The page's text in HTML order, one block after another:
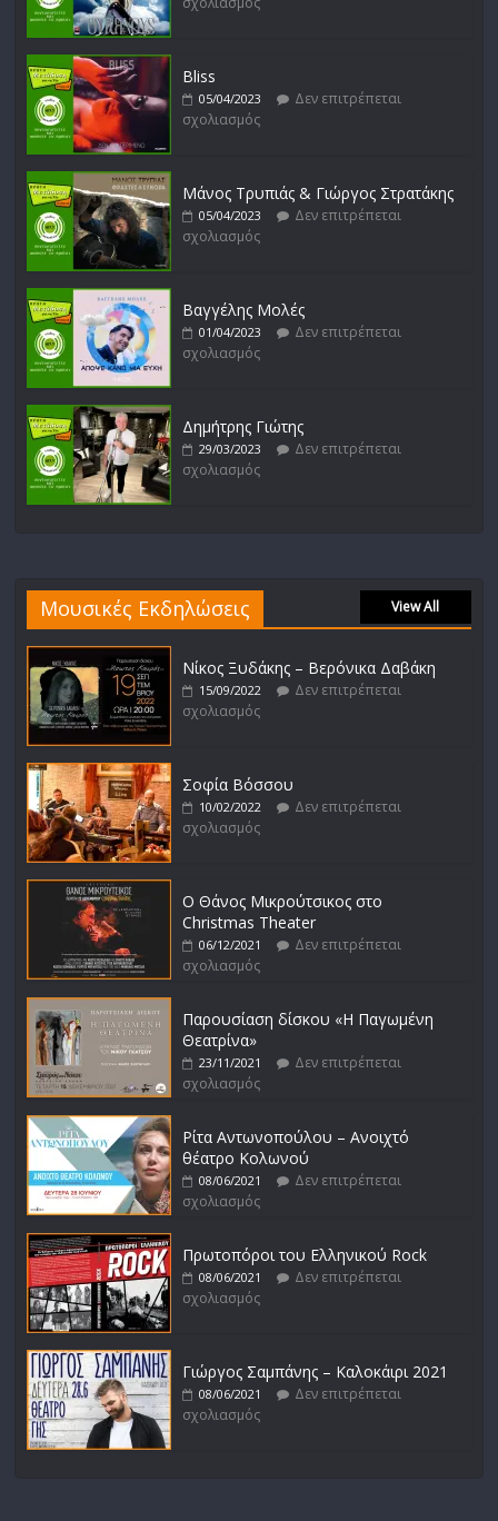
Bliss
05/04/2023
Δεν επιτρέπεται
σχολιασμός
Μάνος Τρυπιάς & Γιώργος Στρατάκης
05/04/2023
Δεν επιτρέπεται
σχολιασμός
Βαγγέλης Μολές
01/04/2023
Δεν επιτρέπεται
σχολιασμός
Δημήτρης Γιώτης
29/03/2023
Δεν επιτρέπεται
σχολιασμός
Μουσικές Εκδηλώσεις View All
Νίκος Ξυδάκης – Βερόνικα Δαβάκη
15/09/2022
Δεν επιτρέπεται
σχολιασμός
Σοφία Βόσσου
10/02/2022
Δεν επιτρέπεται
σχολιασμός
Ο Θάνος Μικρούτσικος στο
Christmas Theater
06/12/2021
Δεν επιτρέπεται
σχολιασμός
Παρουσίαση δίσκου «Η Παγωμένη
Θεατρίνα»
23/11/2021
Δεν επιτρέπεται
σχολιασμός
Ρίτα Αντωνοπούλου – Ανοιχτό
θέατρο Κολωνού
08/06/2021
Δεν επιτρέπεται
σχολιασμός
Πρωτοπόροι του Ελληνικού Rock
08/06/2021
Δεν επιτρέπεται
σχολιασμός
Γιώργος Σαμπάνης – Καλοκάιρι 2021
08/06/2021
Δεν επιτρέπεται
σχολιασμός